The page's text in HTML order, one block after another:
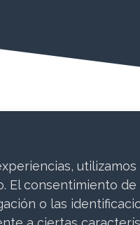
El consentimiento
o las